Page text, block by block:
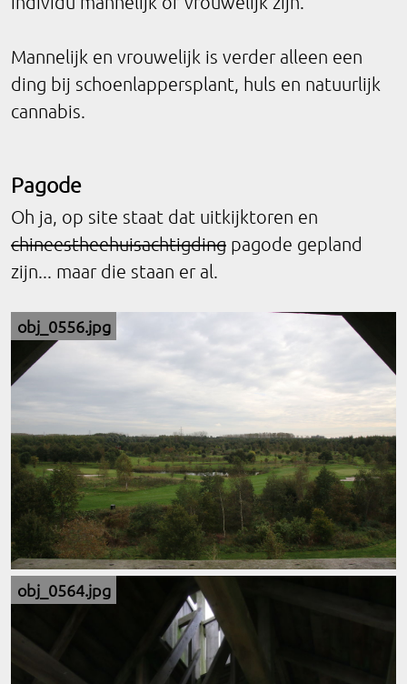
Mannelijk en vrouwelijk is verder alleen een
ding bij schoenlappersplant, huls en natuurlijk
cannabis.
Pagode
Oh ja, op site staat dat uitkijktoren en
chineestheehuisachtigding pagode gepland
zijn... maar die staan er al.
obj_0556.jpg
obj_0564.jpg